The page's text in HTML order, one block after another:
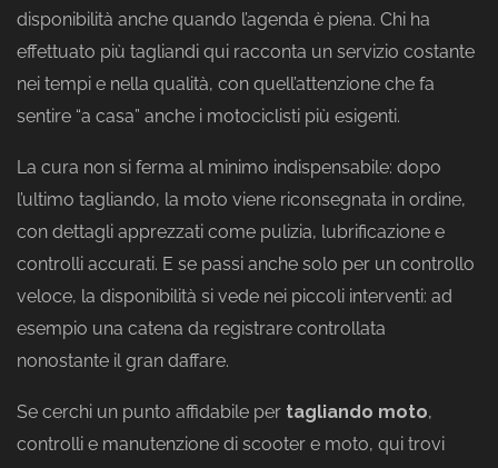
disponibilità anche quando l’agenda è piena. Chi ha
effettuato più tagliandi qui racconta un servizio costante
nei tempi e nella qualità, con quell’attenzione che fa
sentire “a casa” anche i motociclisti più esigenti.
La cura non si ferma al minimo indispensabile: dopo
l’ultimo tagliando, la moto viene riconsegnata in ordine,
con dettagli apprezzati come pulizia, lubrificazione e
controlli accurati. E se passi anche solo per un controllo
veloce, la disponibilità si vede nei piccoli interventi: ad
esempio una catena da registrare controllata
nonostante il gran daffare.
Se cerchi un punto affidabile per tagliando moto,
controlli e manutenzione di scooter e moto, qui trovi